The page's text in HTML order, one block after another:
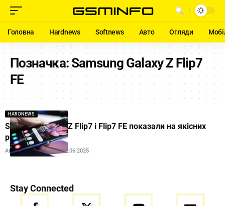
Головна Hardnews Softnews Авто Огляди
Позначка:Samsung Galaxy Z Flip7
FE
HARDNEWS
Samsung Galaxy Z Flip7 і Flip7 FE показали на якісних
рендерах
Автор:Andrew Orobets24.06.2025
Stay Connected